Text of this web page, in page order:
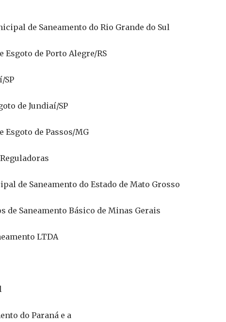
de Saneamento do Rio Grande do Sul
de Porto Alegre/RS
SP
de Jundiaí/SP
Esgoto de Passos/MG
de Saneamento do Estado de Mato Grosso
de Saneamento Básico de Minas Gerais
LTDA
do Paraná e a